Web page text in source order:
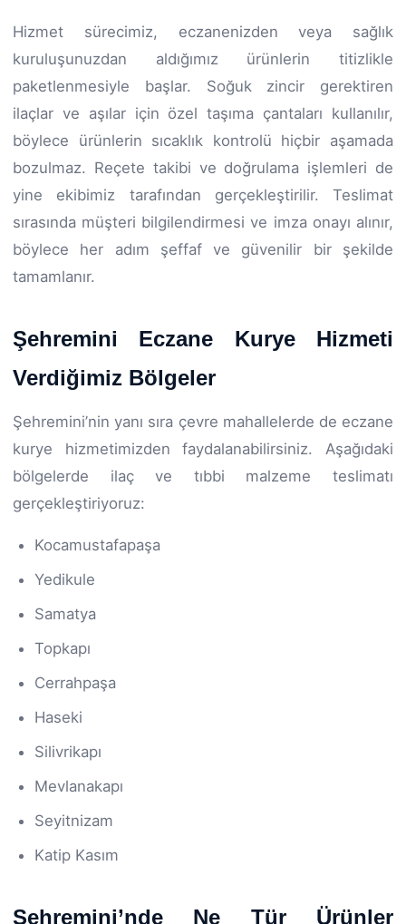
Hizmet sürecimiz, eczanenizden veya sağlık
kuruluşunuzdan aldığımız ürünlerin titizlikle
paketlenmesiyle başlar. Soğuk zincir gerektiren
ilaçlar ve aşılar için özel taşıma çantaları kullanılır,
böylece ürünlerin sıcaklık kontrolü hiçbir aşamada
bozulmaz. Reçete takibi ve doğrulama işlemleri de
yine ekibimiz tarafından gerçekleştirilir. Teslimat
sırasında müşteri bilgilendirmesi ve imza onayı alınır,
böylece her adım şeffaf ve güvenilir bir şekilde
tamamlanır.
Şehremini Eczane Kurye Hizmeti
Verdiğimiz Bölgeler
Şehremini’nin yanı sıra çevre mahallelerde de eczane
kurye hizmetimizden faydalanabilirsiniz. Aşağıdaki
bölgelerde ilaç ve tıbbi malzeme teslimatı
gerçekleştiriyoruz:
Kocamustafapaşa
Yedikule
Samatya
Topkapı
Cerrahpaşa
Haseki
Silivrikapı
Mevlanakapı
Seyitnizam
Katip Kasım
Şehremini’nde Ne Tür Ürünler